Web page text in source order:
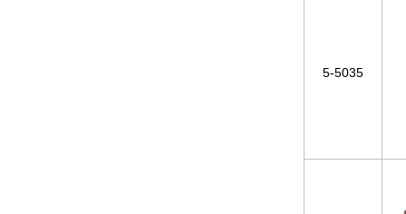
5-5035